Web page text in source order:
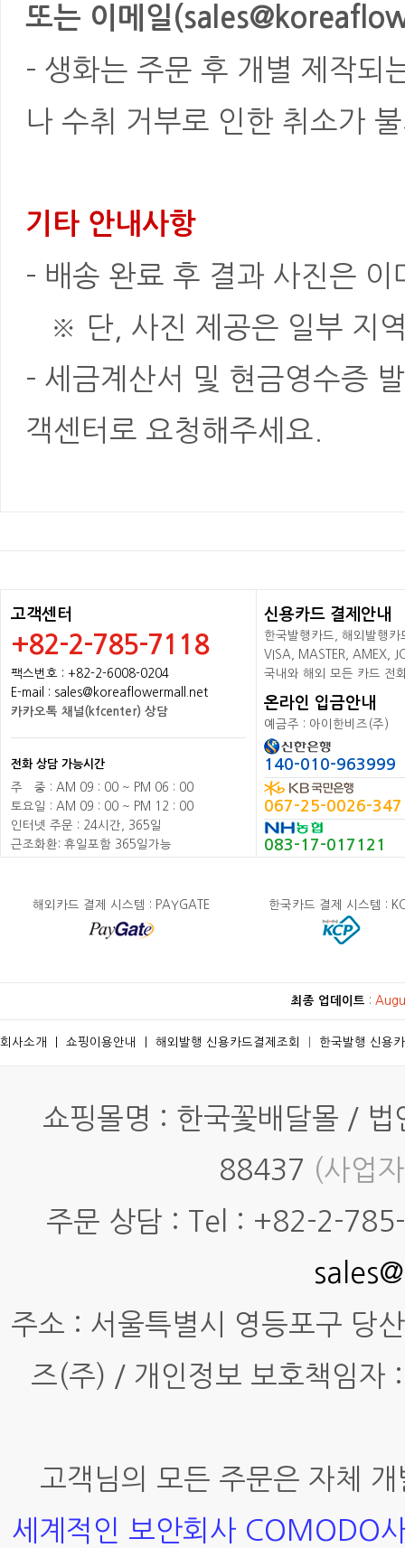
또는 이메일
- 생화는 주문 후 개별 제작되
나 수취 거부로 인한 취소가
기타 안내사항
- 배송 완료 후 결과 사진은
※ 단, 사진 제공은 일부 지
- 세금계산서 및 현금영수증
객센터로 요청해주세요.
고객센터
+82-2-785-7118
팩스번호 : +82-2-6008-0204
E-mail : sales@koreaflowermall.net
카카오톡 채널(kfcenter) 상담
전화 상담 가능시간
주
중 : AM 09 : 00 ~ PM 06 : 00
토요일 : AM 09 : 00 ~ PM 12 : 00
인터넷 주문 : 24시간, 365일
근조화환: 휴일포함 365일가능
신용카드 결제안내
한국발행카드, 해외발행
VISA, MASTER, AMEX,
국내와 해외 모든 카드 전
온라인 입금안내
예금주 : 아이한비즈(주)
140-010-963999
067-25-0026-347
083-17-017121
해외카드 결제 시스템 : PAYGATE 한국카드 결제 시스템 :
최종 업데이트 :
회사소개 쇼핑이용안내 해외발행 신용카드결제조회 한국발행 신용
쇼핑몰명 : 한국꽃배달몰 /
88437 (사업
주문 상담 : Tel : +82-2-
주소 : 서울특별시 영등포구 당
즈(주) / 개인정보 보호책임
고객님의 모든 주문은 자체
세계적인 보안회사 COMODO